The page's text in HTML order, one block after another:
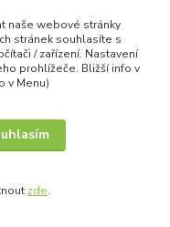
naše webové stránky
stránek souhlasíte s
/ zařízení. Nastavení
prohlížeče. Bližší info v
v Menu)
zde.